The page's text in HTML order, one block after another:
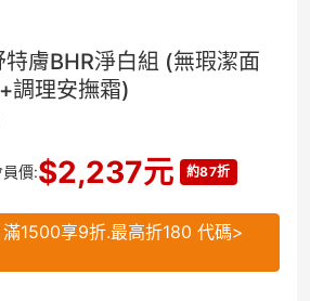
特膚BHR淨白組 (無瑕潔面
調理安撫霜)
員價:$2,237元 約87折
1500享9折.最高折180 代碼>